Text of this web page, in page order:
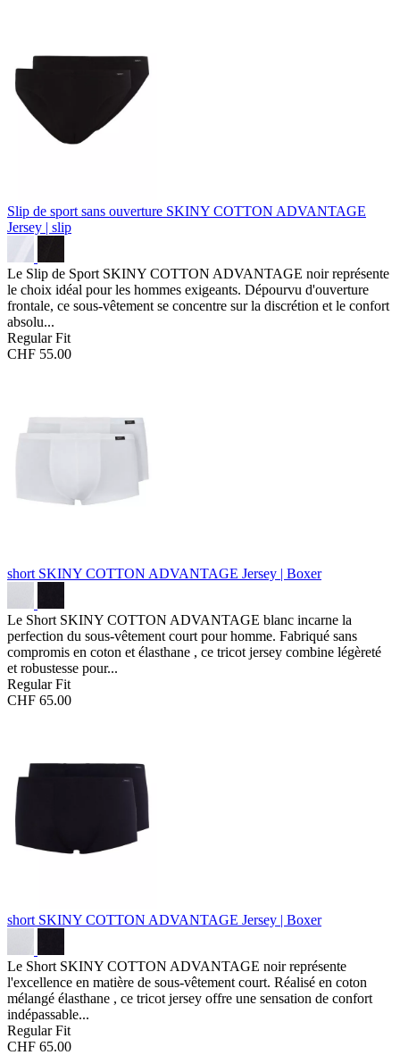
Slip de sport sans ouverture SKINY COTTON ADVANTAGE
Jersey | slip
Le Slip de Sport SKINY COTTON ADVANTAGE noir représente
le choix idéal pour les hommes exigeants. Dépourvu d'ouverture
frontale, ce sous-vêtement se concentre sur la discrétion et le confort
absolu...
Regular Fit
CHF 55.00
short SKINY COTTON ADVANTAGE Jersey | Boxer
Le Short SKINY COTTON ADVANTAGE blanc incarne la
perfection du sous-vêtement court pour homme. Fabriqué sans
compromis en coton et élasthane , ce tricot jersey combine légèreté
et robustesse pour...
Regular Fit
CHF 65.00
short SKINY COTTON ADVANTAGE Jersey | Boxer
Le Short SKINY COTTON ADVANTAGE noir représente
l'excellence en matière de sous-vêtement court. Réalisé en coton
mélangé élasthane , ce tricot jersey offre une sensation de confort
indépassable...
Regular Fit
CHF 65.00